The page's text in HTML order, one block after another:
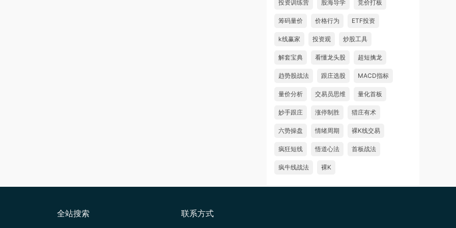
投资训练营 股海导学 竞价打板
筹码量价 价格行为 ETF投资
k线赢家 投资观 炒股工具
解套宝典 看懂龙头股 超短擒龙
趋势股战法 跟庄选股 MACD指标
量价分析 交易员思维 量化首板
妙手跟庄 涨停制胜 猎庄有术
六势操盘 情绪周期 裸K线交易
疯狂短线 悟道心法 首板战法
疯牛线战法 裸K
全站搜索 联系方式